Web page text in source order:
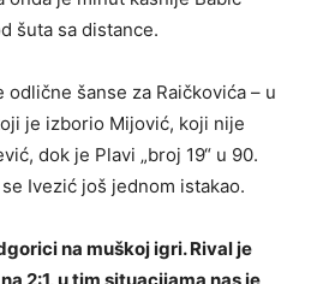
šuta sa distance.
šanse za Raičkovića – u
je izborio Mijović, koji nije
dok je Plavi „broj 19“ u 90.
Ivezić još jednom istakao.
na muškoj igri. Rival je